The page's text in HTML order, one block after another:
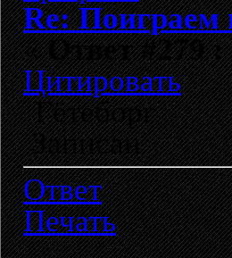
Re: Поиграем
«Ответ #279 :
Цитировать
Гётеборг
Записан
Ответ
Печать